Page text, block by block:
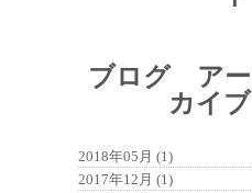
ブログ アー
カイブ
2018年05月 (1)
2017年12月 (1)